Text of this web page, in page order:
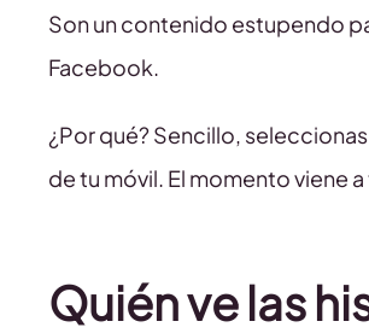
Son un contenido estupendo
Facebook.
¿Por qué? Sencillo,
de tu móvil. El momento viene
Quién ve las